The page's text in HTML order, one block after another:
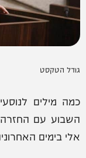
גודל הטקסט
כמה מילים
השבוע עם
אלי בימים